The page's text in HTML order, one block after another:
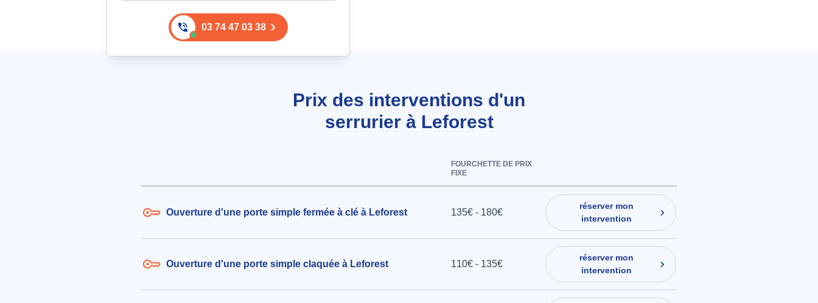
Ouverture de coffre non-réutilisable suite
à porte claquée
le 06/08/2026 à 15:55
03 74 47 03 38
Prix des interventions d'un
serrurier à Leforest
FOURCHETTE DE PRIX
FIXE
Ouverture d'une porte simple fermée à clé à Leforest 135€ - 180€
réserver mon
intervention
Ouverture d'une porte simple claquée à Leforest 110€ - 135€
réserver mon
intervention